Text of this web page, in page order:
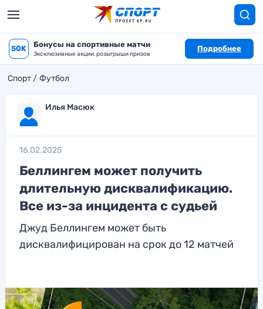
50K Бонусы на спортивные матчи
Эксклюзивные акции, розыгрыши призов
Подробнее
Спорт Футбол
Илья Масюк
16.02.2025
Беллингем может получить
длительную дисквалификацию.
Все из-за инцидента с судьей
Джуд Беллингем может быть
дисквалифицирован на срок до 12 матчей